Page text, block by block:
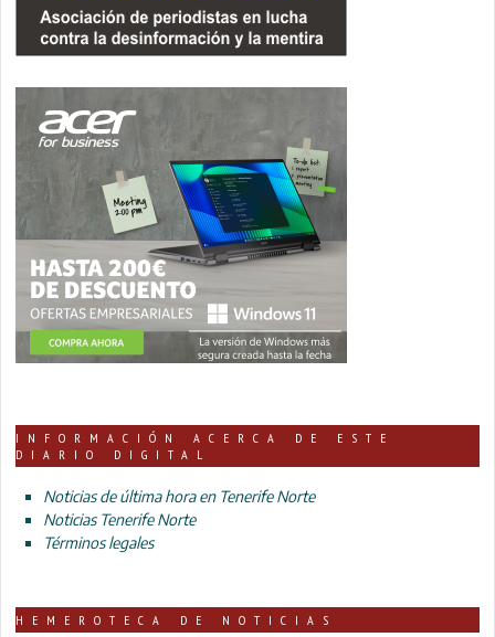
INFORMACIÓN ACERCA DE ESTE
DIARIO DIGITAL
Noticias de última hora en Tenerife Norte
Noticias Tenerife Norte
Términos legales
HEMEROTECA DE NOTICIAS